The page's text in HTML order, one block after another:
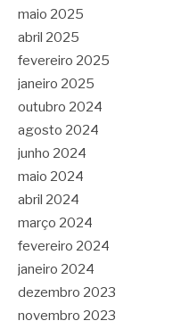
maio 2025
abril 2025
fevereiro 2025
janeiro 2025
outubro 2024
agosto 2024
junho 2024
maio 2024
abril 2024
março 2024
fevereiro 2024
janeiro 2024
dezembro 2023
novembro 2023